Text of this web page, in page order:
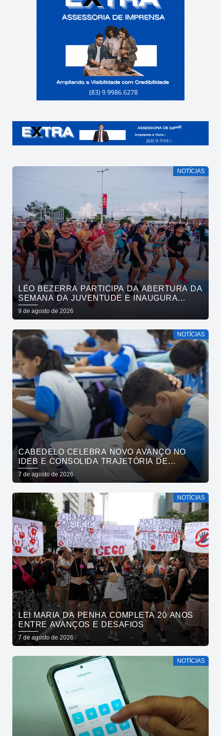
NOTÍCIAS
LÉO BEZERRA PARTICIPA DA ABERTURA DA
SEMANA DA JUVENTUDE E INAUGURA
ACADEMIA DA CIDADE NESTA SEGUNDA-
FEIRA
9 de agosto de 2026
NOTÍCIAS
CABEDELO CELEBRA NOVO AVANÇO NO
IDEB E CONSOLIDA TRAJETÓRIA DE
CRESCIMENTO NA EDUCAÇÃO PÚBLICA
7 de agosto de 2026
NOTÍCIAS
LEI MARIA DA PENHA COMPLETA 20 ANOS
ENTRE AVANÇOS E DESAFIOS
7 de agosto de 2026
NOTÍCIAS